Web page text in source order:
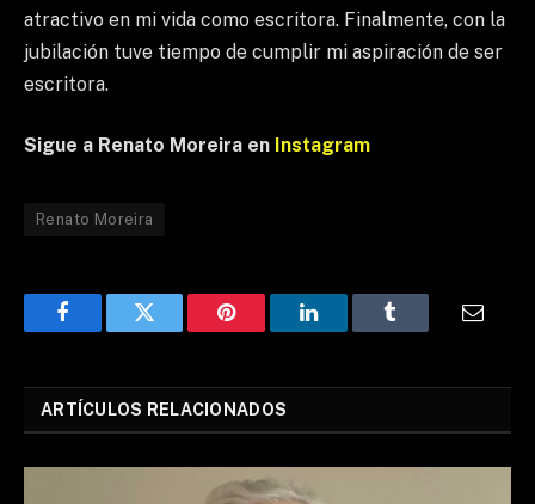
atractivo en mi vida como escritora. Finalmente, con la
jubilación tuve tiempo de cumplir mi aspiración de ser
escritora.
Sigue a Renato Moreira en Instagram
Renato Moreira
FacebookTwitter Pinterest LinkedInTumblr
ARTÍCULOS RELACIONADOS